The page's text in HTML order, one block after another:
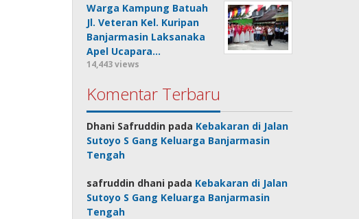
Warga Kampung Batuah
Jl. Veteran Kel. Kuripan
Banjarmasin Laksanaka
Apel Ucapara…
14,443 views
Komentar Terbaru
Dhani Safruddin pada Kebakaran di Jalan
Sutoyo S Gang Keluarga Banjarmasin
Tengah
safruddin dhani pada Kebakaran di Jalan
Sutoyo S Gang Keluarga Banjarmasin
Tengah